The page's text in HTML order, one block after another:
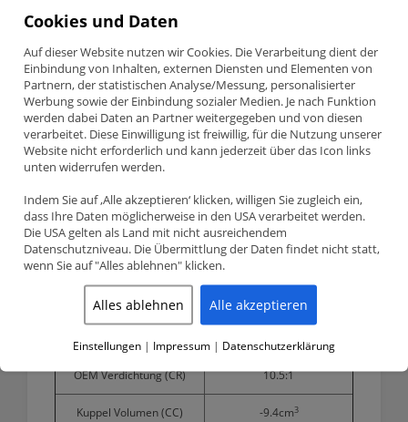
quantity
Description
VW / Seat 2.0 16V ABF JE Pistons Schmiedekolben CR 8.5
83mm 325749C
Teilenummer 325749C (Custom)
JE Pistons maßgefertigteSchmiedekolben Satz(4 Stk.) 83.00mm
CR 8.5:1
VW / Seat – 2.0 16V (ABF)
Detaillierte Produktinformationen
Kolbendurchmesser
Kurbenwellenhub 92.80mm
OEM Verdichtung (CR) 10.5:1
Kuppel Volumen (CC) -9.4cm3
Cookies und Daten
Auf dieser Website nutzen wir Cookies. Die Verarbeitung dient der
Einbindung von Inhalten, externen Diensten und Elementen von
Partnern, der statistischen Analyse/Messung, personalisierter
Werbung sowie der Einbindung sozialer Medien. Je nach Funktion
werden dabei Daten an Partner weitergegeben und von diesen
verarbeitet. Diese Einwilligung ist freiwillig, für die Nutzung unserer
Website nicht erforderlich und kann jederzeit über das Icon links
unten widerrufen werden.
Indem Sie auf ‚Alle akzeptieren‘ klicken, willigen Sie zugleich ein,
dass Ihre Daten möglicherweise in den USA verarbeitet werden.
Die USA gelten als Land mit nicht ausreichendem
Datenschutzniveau. Die Übermittlung der Daten findet nicht statt,
wenn Sie auf "Alles ablehnen" klicken.
Alles ablehnen Alle akzeptieren
Einstellungen | Impressum | Datenschutzerklärung